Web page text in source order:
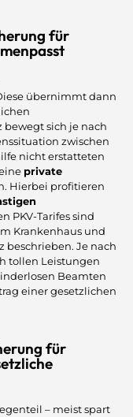
für
übernimmt dann
bewegt sich je nach
zwischen
nicht erstatteten
private
Hierbei profitieren
PKV-Tarifes sind
Krankenhaus und
beschrieben. Je nach
tollen Leistungen
Beamten
einer gesetzlichen
für
– meist spart